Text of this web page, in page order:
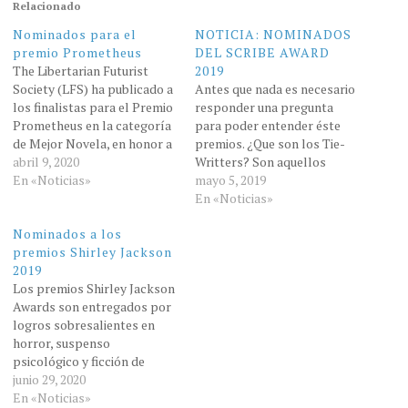
Relacionado
Nominados para el
premio Prometheus
The Libertarian Futurist
Society (LFS) ha publicado a
los finalistas para el Premio
Prometheus en la categoría
de Mejor Novela, en honor a
las obras en favor de la
libertad publicadas en 2019.
Atwood (Random House:
Nan A. Talese)Alliance
Rising, C.J. Cherryh…
abril 9, 2020
En «Noticias»
NOTICIA: NOMINADOS
DEL SCRIBE AWARD
2019
Antes que nada es necesario
responder una pregunta
para poder entender éste
premios. ¿Que son los Tie-
Writters? Son aquellos
escritores que tienen libros,
novelas originales, cómics e
mayo 5, 2019
En «Noticias»
Nominados a los
premios Shirley Jackson
2019
Los premios Shirley Jackson
Awards son entregados por
logros sobresalientes en
horror, suspenso
psicológico y ficción de
fantasía oscura. Novel Ninth
House, Leigh Bardugo
junio 29, 2020
En «Noticias»